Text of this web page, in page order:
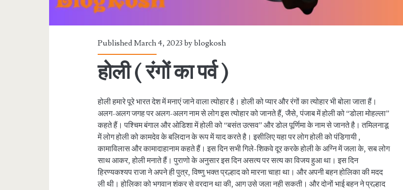
Published March 4, 2023 byblogkosh
होली ( रंगों का पर्व )
होली हमारे पूरे भारत देश में मनाएं जाने वाला त्योहार है। होली को प्यार और रंगों का त्योहार भी बोला जाता हैं।
अलग-अलग जगह पर अलग-अलग नाम से लोग इस त्योहार को जानते हैं, जैसे, पंजाब में होली को “डोला मोहल्ला”
कहते हैं। पश्चिम बंगाल और ओडिशा में होली को “बसंत उत्सव” और डोल पूर्णिमा के नाम से जानते है। तमिलनाडू
में लोग होली को कामदेव के बलिदान के रूप में याद करते है। इसीलिए यहा पर लोग होली को पंडिगायी ,
कामाविलास और कामादाहानाम कहते हैं। इस दिन सभी गिले-शिकवे दूर करके होली के अग्नि में जला के, सब लोग
साथ आकर, होली मनाते हैं। पुराणो के अनुसार इस दिन असत्य पर सत्य का विजय हुआ था। इस दिन
हिरण्यकश्यप राजा ने अपने ही पुत्र, विष्णु भक्त प्रल्हाद को मारना चाहा था। और अपनी बहन होलिका की मदद
ली थी। होलिका को भगवान शंकर से वरदान था की, आग उसे जला नही सकती। और दोनों भाई बहन ने प्रल्हाद